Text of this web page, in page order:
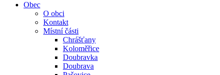
Obec
O obci
Kontakt
Místní části
Chrášťany
Koloměřice
Doubravka
Doubrava